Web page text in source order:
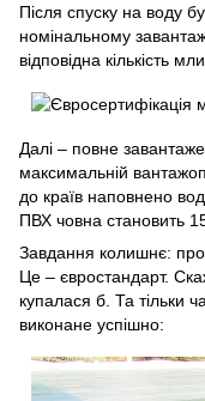
Після спуску на воду
номінальному
відповідна кількість
Далі – повне
максимальній
до країв наповнено
ПВХ човна становить
Завдання колишнє:
Це – євростандарт.
купалася б. Та тільки
виконане успішно: